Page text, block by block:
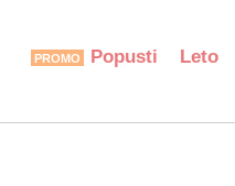
Popusti Leto